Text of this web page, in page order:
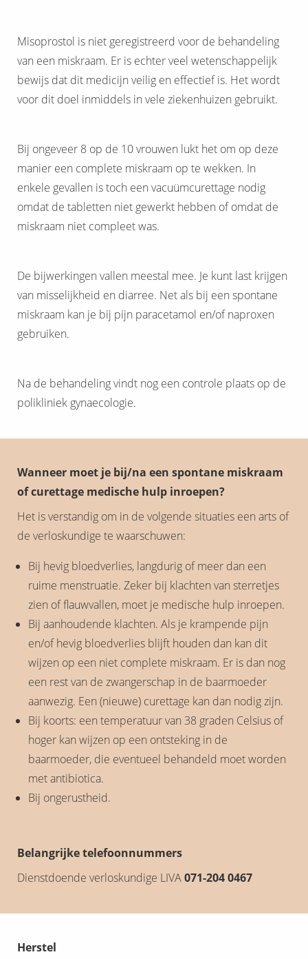
Misoprostol is niet geregistreerd voor de behandeling
van een miskraam. Er is echter veel wetenschappelijk
bewijs dat dit medicijn veilig en effectief is. Het wordt
voor dit doel inmiddels in vele ziekenhuizen gebruikt.
Bij ongeveer 8 op de 10 vrouwen lukt het om op deze
manier een complete miskraam op te wekken. In
enkele gevallen is toch een vacuümcurettage nodig
omdat de tabletten niet gewerkt hebben of omdat de
miskraam niet compleet was.
De bijwerkingen vallen meestal mee. Je kunt last krijgen
van misselijkheid en diarree. Net als bij een spontane
miskraam kan je bij pijn paracetamol en/of naproxen
gebruiken.
Na de behandeling vindt nog een controle plaats op de
polikliniek gynaecologie.
Wanneer moet je bij/na een spontane miskraam
of curettage medische hulp inroepen?
Het is verstandig om in de volgende situaties een arts of
de verloskundige te waarschuwen:
Bij hevig bloedverlies, langdurig of meer dan een
ruime menstruatie. Zeker bij klachten van sterretjes
zien of flauwvallen, moet je medische hulp inroepen.
Bij aanhoudende klachten. Als je krampende pijn
en/of hevig bloedverlies blijft houden dan kan dit
wijzen op een niet complete miskraam. Er is dan nog
een rest van de zwangerschap in de baarmoeder
aanwezig. Een (nieuwe) curettage kan dan nodig zijn.
Bij koorts: een temperatuur van 38 graden Celsius of
hoger kan wijzen op een ontsteking in de
baarmoeder, die eventueel behandeld moet worden
met antibiotica.
Bij ongerustheid.
Belangrijke telefoonnummers
Dienstdoende verloskundige LIVA071-204 0467
Herstel